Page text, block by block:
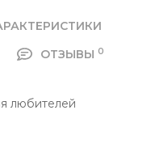
ОТЗЫВЫ 0
любителей